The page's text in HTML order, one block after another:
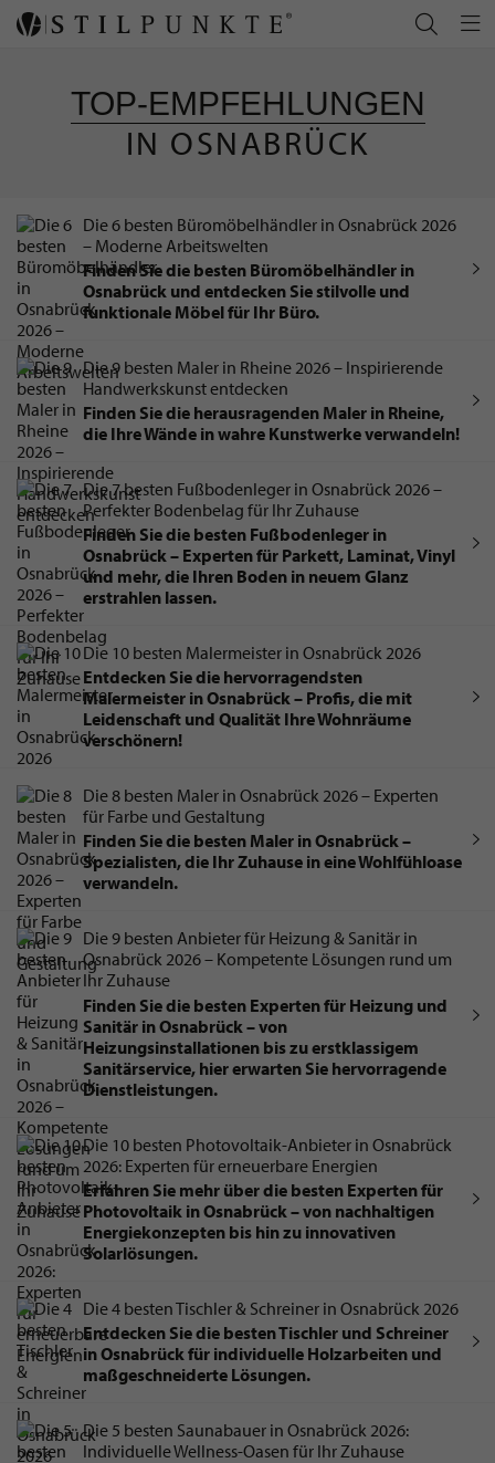
TOP-EMPFEHLUNGEN
IN OSNABRÜCK
Die 6 besten Büromöbelhändler in Osnabrück 2026
– Moderne Arbeitswelten
Finden Sie die besten Büromöbelhändler in
Osnabrück und entdecken Sie stilvolle und
funktionale Möbel für Ihr Büro.
Die 9 besten Maler in Rheine 2026 – Inspirierende
Handwerkskunst entdecken
Finden Sie die herausragenden Maler in Rheine,
die Ihre Wände in wahre Kunstwerke verwandeln!
Die 7 besten Fußbodenleger in Osnabrück 2026 –
Perfekter Bodenbelag für Ihr Zuhause
Finden Sie die besten Fußbodenleger in
Osnabrück – Experten für Parkett, Laminat, Vinyl
und mehr, die Ihren Boden in neuem Glanz
erstrahlen lassen.
Die 10 besten Malermeister in Osnabrück 2026
Entdecken Sie die hervorragendsten
Malermeister in Osnabrück – Profis, die mit
Leidenschaft und Qualität Ihre Wohnräume
verschönern!
Die 8 besten Maler in Osnabrück 2026 – Experten
für Farbe und Gestaltung
Finden Sie die besten Maler in Osnabrück –
Spezialisten, die Ihr Zuhause in eine Wohlfühloase
verwandeln.
Die 9 besten Anbieter für Heizung & Sanitär in
Osnabrück 2026 – Kompetente Lösungen rund um
Ihr Zuhause
Finden Sie die besten Experten für Heizung und
Sanitär in Osnabrück – von
Heizungsinstallationen bis zu erstklassigem
Sanitärservice, hier erwarten Sie hervorragende
Dienstleistungen.
Die 10 besten Photovoltaik-Anbieter in Osnabrück
2026: Experten für erneuerbare Energien
Erfahren Sie mehr über die besten Experten für
Photovoltaik in Osnabrück – von nachhaltigen
Energiekonzepten bis hin zu innovativen
Solarlösungen.
Die 4 besten Tischler & Schreiner in Osnabrück 2026
Entdecken Sie die besten Tischler und Schreiner
in Osnabrück für individuelle Holzarbeiten und
maßgeschneiderte Lösungen.
Die 5 besten Saunabauer in Osnabrück 2026:
Individuelle Wellness-Oasen für Ihr Zuhause